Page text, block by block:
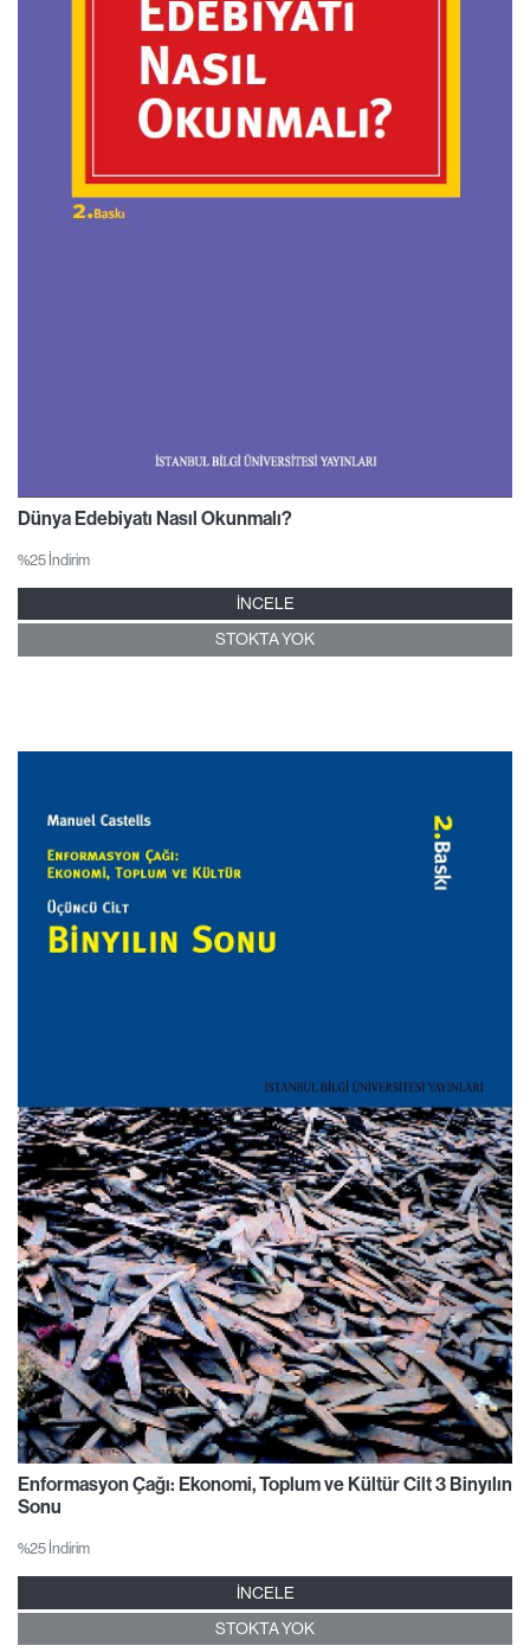
Dünya Edebiyatı Nasıl Okunmalı?
%25 İndirim
İNCELE
STOKTA YOK
Enformasyon Çağı: Ekonomi, Toplum ve Kültür Cilt 3 Binyılın
Sonu
%25 İndirim
İNCELE
STOKTA YOK